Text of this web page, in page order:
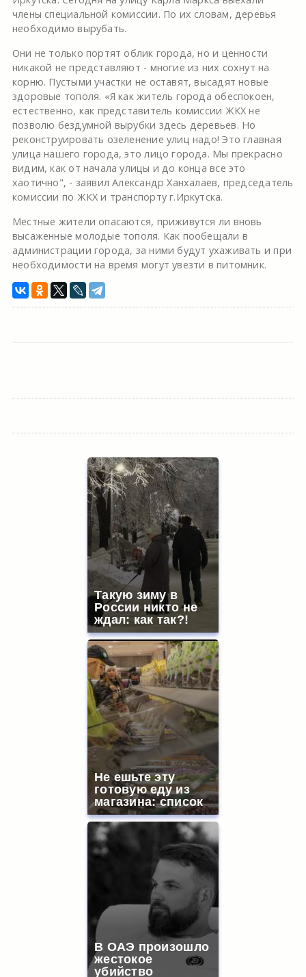
члены специальной комиссии. По их словам, деревья
необходимо вырубать.
Они не только портят облик города, но и ценности
никакой не представляют - многие из них сохнут на
корню. Пустыми участки не оставят, высадят новые
здоровые тополя. «Я как житель города обеспокоен,
естественно, как представитель комиссии ЖКХ не
позволю бездумной вырубки здесь деревьев. Но
реконструировать озеленение улиц надо! Это главная
улица нашего города, это лицо города. Мы прекрасно
видим, как от начала улицы и до конца все это
хаотично", - заявил Александр Ханхалаев, председатель
комиссии по ЖКХ и транспорту г.Иркутска.
Местные жители опасаются, приживутся ли вновь
высаженные молодые тополя. Как пообещали в
администрации города, за ними будут ухаживать и при
необходимости на время могут увезти в питомник.
Такую зиму в
России никто не
ждал: как так?!
Не ешьте эту
готовую еду из
магазина: список
В ОАЭ произошло
жестокое
убийство